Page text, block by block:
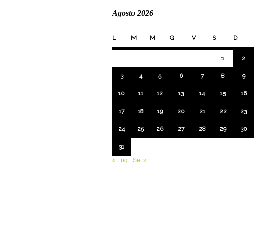
Agosto 2026
L M M G V S D
1 2
3 4 5 6 7 8 9
10 11 12 13 14 15 16
17 18 19 20 21 22 23
24 25 26 27 28 29 30
31
« Lug
Set »